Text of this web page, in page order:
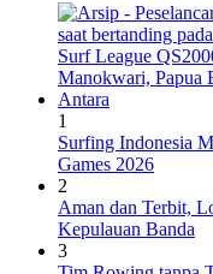
1
Surfing Indonesia
Games 2026
2
Aman dan Terbit,
Kepulauan Banda
3